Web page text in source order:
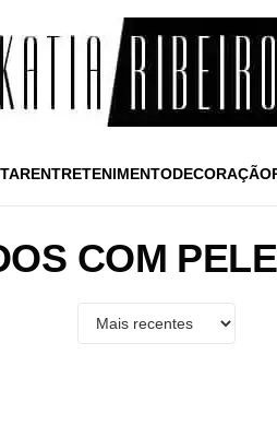
ENTRETENIMENTODECORAÇÃO
COM